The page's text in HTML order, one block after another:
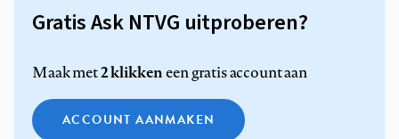
Gratis Ask NTVG uitproberen?
Maak met2 klikkeneen gratis account aan
ACCOUNT AANMAKEN